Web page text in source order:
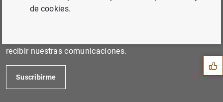
Sugerencias
recibir nuestras comunicaciones.
Suscribirme
de cookies.